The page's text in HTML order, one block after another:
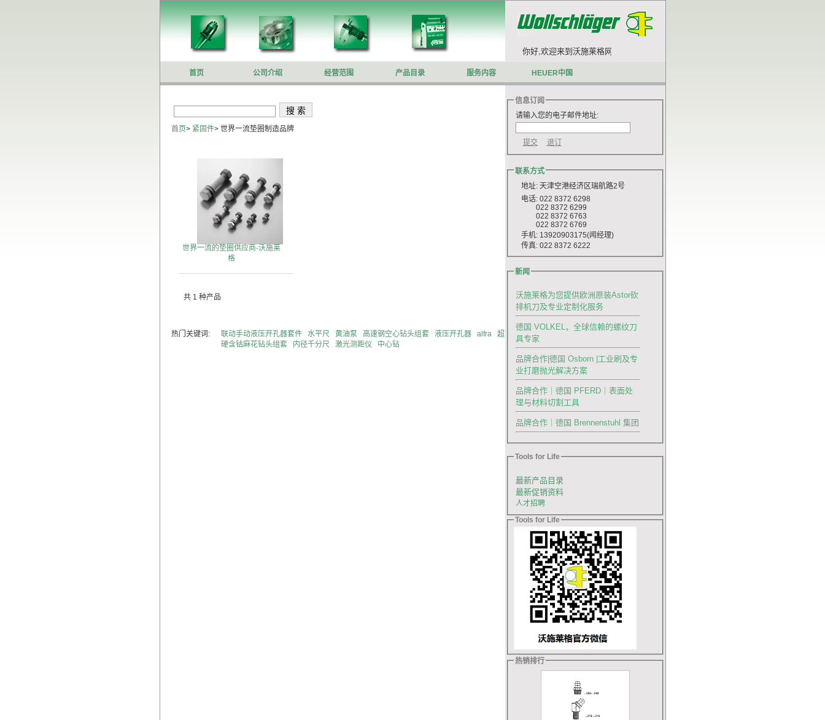
你好,欢迎来到沃施莱格网站. 你好,欢迎来到沃施莱格网站.
首页 公司介绍 经营范围 产品目录 服务内容 HEUER中国
首页> 紧固件> 世界一流垫圈制造品牌
世界一流的垫圈供应商-沃施莱
格
共 1 种产品
热门关键词: 联动手动液压开孔器套件 水平尺 黄油泵 高速钢空心钻头组套 液压开孔器 alfra
超
硬含钴麻花钻头组套
内径千分尺 激光测距仪 中心钻
信息订阅
请输入您的电子邮件地址:
联系方式
地址: 天津空港经济区瑞航路2号
电话: 022 8372 6298
022 8372 6299
022 8372 6763
022 8372 6769
手机: 13920903175(闻经理)
传真: 022 8372 6222
新闻
沃施莱格为您提供欧洲原装Astor砍
排机刀及专业定制化服务
德国 VOLKEL，全球信赖的螺纹刀
具专家
品牌合作|德国 Osborn |工业刷及专
业打磨抛光解决方案
品牌合作｜德国 PFERD｜表面处
理与材料切割工具
品牌合作｜德国 Brennenstuhl 集团
Tools for Life
最新产品目录
最新促销资料
人才招聘
Tools for Life
热销排行